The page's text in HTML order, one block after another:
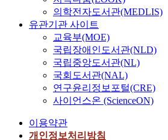
의학전자도서관(MEDLIS)
유관기관 사이트
교육부(MOE)
국립장애인도서관(NLD)
국립중앙도서관(NL)
국회도서관(NAL)
연구윤리정보포털(CRE)
사이언스온 (ScienceON)
이용약관
개인정보처리방침